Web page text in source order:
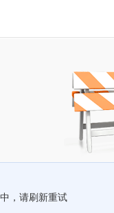
，请刷新重试